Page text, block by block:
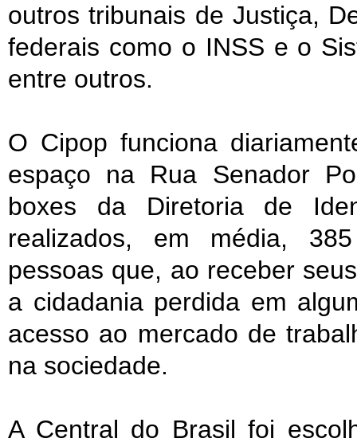
outros tribunais de Justiça,
federais como o INSS e o
entre outros.
O Cipop funciona
espaço na Rua Senador
boxes da Diretoria de
realizados, em média,
pessoas que, ao receber
a cidadania perdida em
acesso ao mercado de
na sociedade.
A Central do Brasil foi